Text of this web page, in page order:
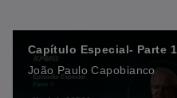
Capítulo Especial- Parte 1
João Paulo Capobianco